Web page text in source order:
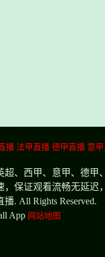
播 法甲直播 德甲直播 意
、西甲、意甲、德
保证观看流畅无延迟
. All Rights Reserved.
App 网站地图